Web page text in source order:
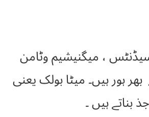
، میگنیشیم وٹامن
ہور ہیں۔ میٹا بولک یعنی
بناتے ہیں ۔